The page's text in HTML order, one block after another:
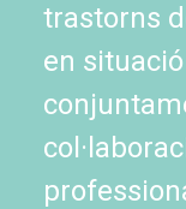
trastorns
en